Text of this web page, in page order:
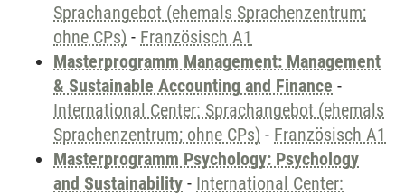
Sprachangebot (ehemals Sprachenzentrum;
ohne CPs) - Französisch A1
Masterprogramm Management: Management
& Sustainable Accounting and Finance -
International Center: Sprachangebot (ehemals
Sprachenzentrum; ohne CPs) - Französisch A1
Masterprogramm Psychology: Psychology
and Sustainability - International Center: